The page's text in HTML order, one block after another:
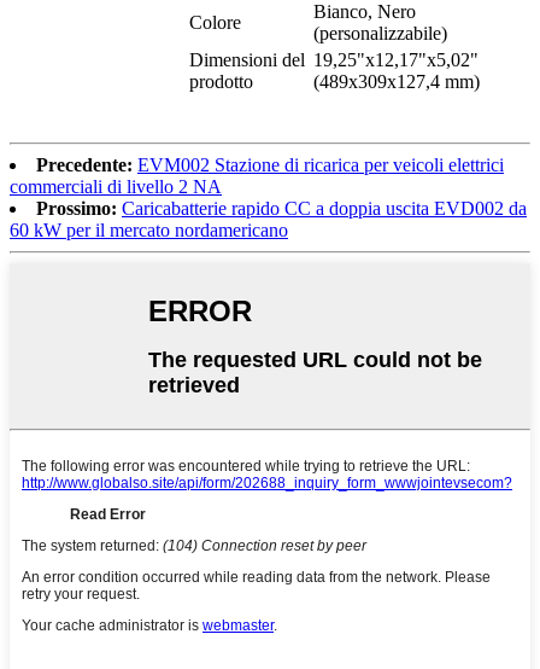
Colore
Bianco, Nero
(personalizzabile)
Dimensioni del
prodotto
19,25"x12,17"x5,02"
(489x309x127,4 mm)
Precedente: EVM002 Stazione di ricarica per veicoli elettrici
commerciali di livello 2 NA
Prossimo: Caricabatterie rapido CC a doppia uscita EVD002 da
60 kW per il mercato nordamericano